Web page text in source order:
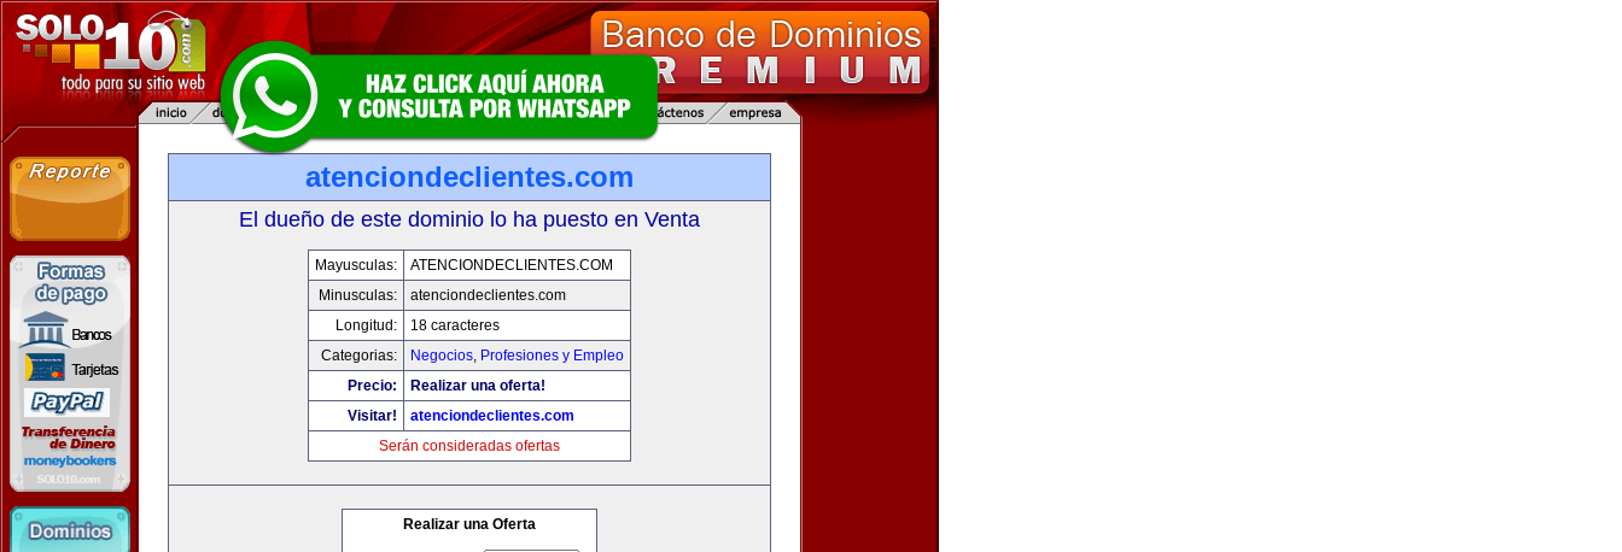
atenciondeclientes.com
El dueño de este dominio lo ha puesto en Venta
Mayusculas:
ATENCIONDECLIENTES.COM
Minusculas:
atenciondeclientes.com
Longitud:
18 caracteres
Categorias:
Negocios, Profesiones y Empleo
Precio:
Realizar una oferta!
Visitar!
atenciondeclientes.com
Serán consideradas ofertas
Realizar una Oferta